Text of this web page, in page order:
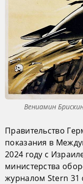
Вениамин
Правительство
показания в
2024 году с
министерства
журналом Stern 31